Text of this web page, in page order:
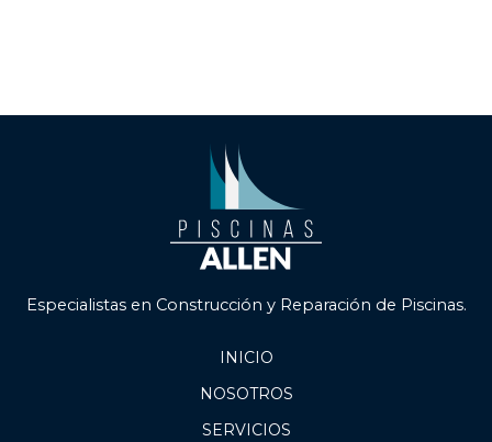
Especialistas en Construcción y Reparación de Piscinas.
INICIO
NOSOTROS
SERVICIOS